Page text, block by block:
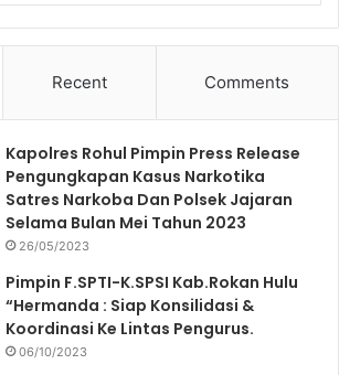
Recent Comments
Kapolres Rohul Pimpin Press Release
Pengungkapan Kasus Narkotika
Satres Narkoba Dan Polsek Jajaran
Selama Bulan Mei Tahun 2023
26/05/2023
Pimpin F.SPTI-K.SPSI Kab.Rokan Hulu
“Hermanda : Siap Konsilidasi &
Koordinasi Ke Lintas Pengurus.
06/10/2023